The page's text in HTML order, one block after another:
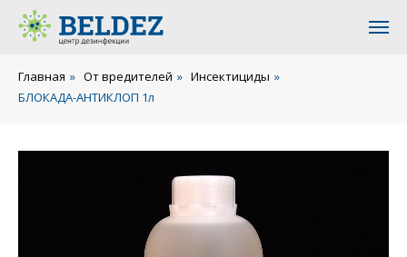
Главная » От вредителей » Инсектициды »
БЛОКАДА-АНТИКЛОП 1л